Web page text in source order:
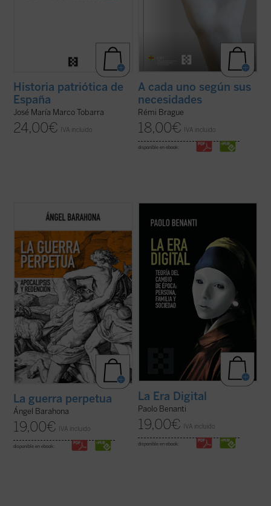
Historia patriótica de
España
José María Marco Tobarra
24,00€ IVA incluido
A cada uno según sus
necesidades
Rémi Brague
18,00€ IVA incluido
disponible en ebook:
Las preguntas que surgen en este ensayo
son inquietantes: ¿por qué la hostilidad
permanente a lo largo de la historia de la
humanidad y podemos sospechar que lo
seguirá siendo? ¿Por qué la actividad ...(ver
ficha)
La guerra perpetua
Ángel Barahona
19,00€ IVA incluido
disponible en ebook:
artificial y ética de las tecnologías, nos
regala un apasionante recorrido a través
veraz y fiable y lasfake news, la robótica,
el transhumanismo y el ...
(ver ficha)
La Era Digital
Paolo Benanti
19,00€ IVA incluido
disponible en ebook: